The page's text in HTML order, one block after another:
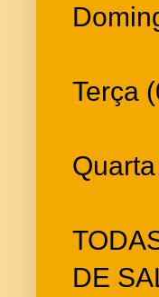
Terça
DE